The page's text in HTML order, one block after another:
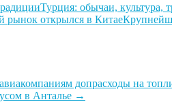
Турция: обычаи, культура,
допрасходы на
в Анталье →